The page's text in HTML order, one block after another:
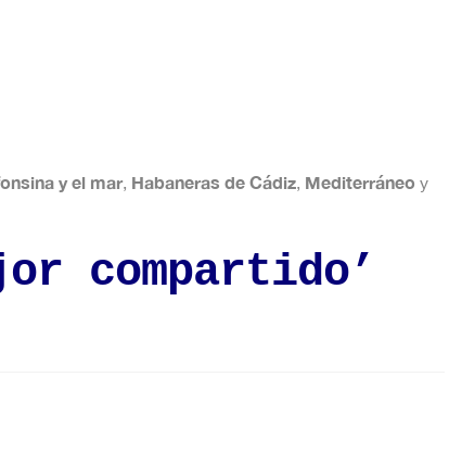
y el mar, Habaneras de Cádiz, Mediterráneo y
compartido’